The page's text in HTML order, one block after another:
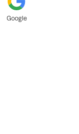
Google